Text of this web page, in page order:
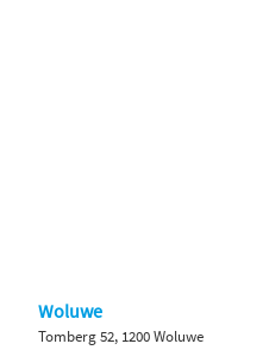
Woluwe
Tomberg 52, 1200 Woluwe